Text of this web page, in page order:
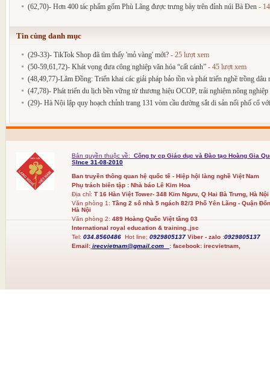
(62,70)- Hơn 400 tác phẩm gốm Phù Lãng được trưng bày trên đỉnh núi Bà Đen -
Tin cùng danh mục
(29-33)- TikTok Shop đã tìm thấy 'mỏ vàng' mới? - 25 lượt xem
(50-59,61,72)- Khát vọng đưa công nghiệp văn hóa “cất cánh” - 45 lượt xem
(48,49,77)-Lâm Đồng: Triển khai các giải pháp bảo tồn và phát triển nghề trồng dâu
(47,78)- Phát triển du lịch bền vững từ thương hiệu OCOP, trải nghiệm nông nghiệp
(29)- Hà Nội lập quy hoạch chỉnh trang 131 vòm cầu đường sắt di sản nối phố cổ
Bản quyền thuộc về:
Công ty cp Giáo dục và Đào tạo Hoàng Gia
SInce 31-08-2010
Ban truyền thông quan hệ quốc tế - Hiệp hội làng nghề Việt Nam
Phụ trách biên tập : Nhà báo Lê Kim Hoa
Địa chỉ: T 16 Hàn Việt Tower- 348 Kim Ngưu, Q Hai Bà Trưng, Hà Nội
Văn phòng 1:Tầng 2 số nhà 5 ngách 82/3 Phố Yên Lãng - Quận
Hà Nội
Văn phòng 2:489 Hoàng Quốc Việt tầng 03
International royal education & training.,jsc
Tel:034.8560486Hot line; 0929805137 Viber - zalo :0929805137
Email: irecvietnam@gmail.com :facebook: irecvietnam,